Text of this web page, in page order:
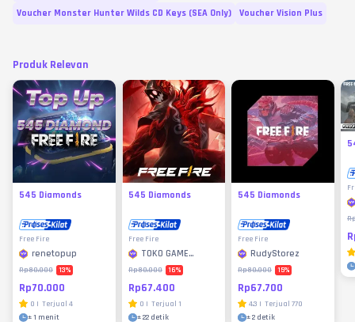
Voucher Monster Hunter Wilds CD Keys (SEA Only)
Voucher Vision Plus
Produk Relevan
545 Diamonds
Free Fire
renetopup
Rp80.000 13%
Rp70.000
0 | Terjual 4
±1 menit
545 Diamonds
Free Fire
TOKO GAME
MURAH
Rp80.000 16%
Rp67.400
0 | Terjual 1
±22 detik
545 Diamonds
Free Fire
RudyStorez
Rp80.000 15%
Rp67.700
4.3 | Terjual 770
±2 detik